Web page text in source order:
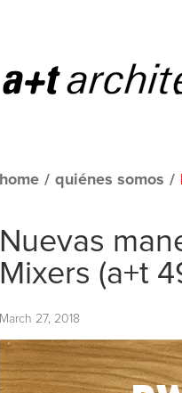
home / quiénes somos /
Nuevas
Mixers (a+t
March 27, 2018